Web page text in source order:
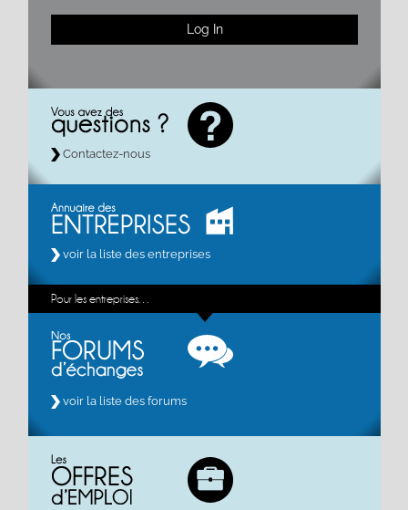
Contactez-nous
voir la liste des entreprises
Pour les entreprises…
voir la liste des forums